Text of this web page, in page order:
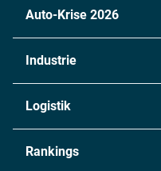
Auto-Krise 2026
Industrie
Chemie
Logistik
Rankings